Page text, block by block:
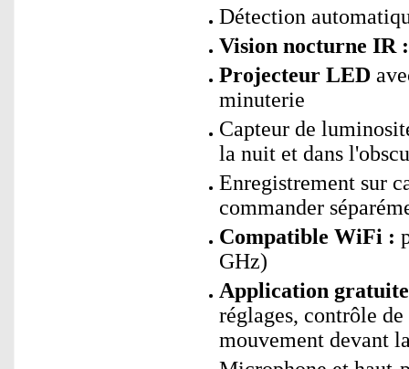
Détection
Vision nocturne IR :
Projecteur LED
minuterie
Capteur de
la nuit et dans
Enregistrement sur
commander
Compatible WiFi :
GHz)
Application
réglages, contrôle
mouvement devant